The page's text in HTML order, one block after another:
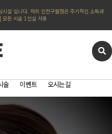
설 입니다. 저희 인천구월점은 주기적인 소독과
모든 시술 1인실 사용
술 이벤트 오시는길